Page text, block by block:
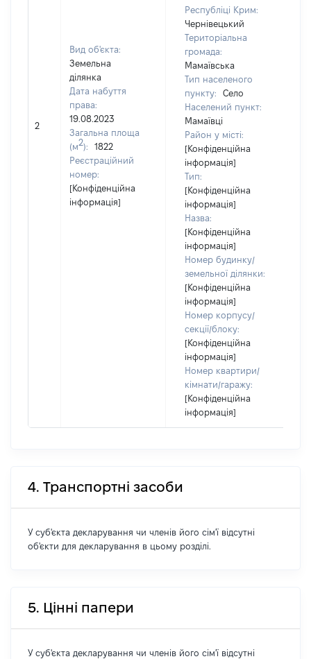
2
Вид об'єкта:
Земельна
ділянка
Дата набуття
права:
19.08.2023
Загальна площа
(м2):
1822
Реєстраційний
номер:
[Конфіденційна
інформація]
Республіці Крим:
Чернівецький
Територіальна
громада:
Мамаївська
Тип населеного
пункту:
Село
Населений пункт:
Мамаївці
Район у місті:
[Конфіденційна
інформація]
Тип:
[Конфіденційна
інформація]
Назва:
[Конфіденційна
інформація]
Номер будинку/
земельної ділянки:
[Конфіденційна
інформація]
Номер корпусу/
секції/блоку:
[Конфіденційна
інформація]
Номер квартири/
кімнати/гаражу:
[Конфіденційна
інформація]
4. Транспортні засоби
У суб'єкта декларування чи членів його сім'ї відсутні
об'єкти для декларування в цьому розділі.
5. Цінні папери
У суб'єкта декларування чи членів його сім'ї відсутні